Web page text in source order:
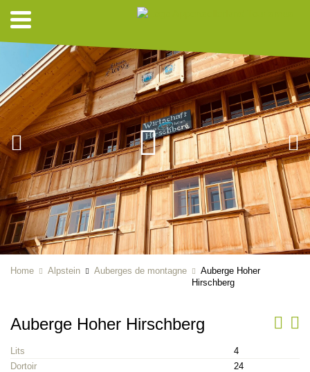
Home Alpstein Auberges de montagne
Auberge Hoher
Hirschberg
Auberge Hoher Hirschberg
Lits
4
Dortoir
24